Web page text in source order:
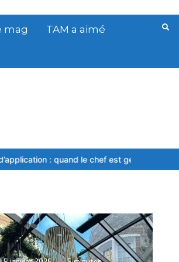
mag TAM a aimé
gentil, cela donne envie de travailler plus